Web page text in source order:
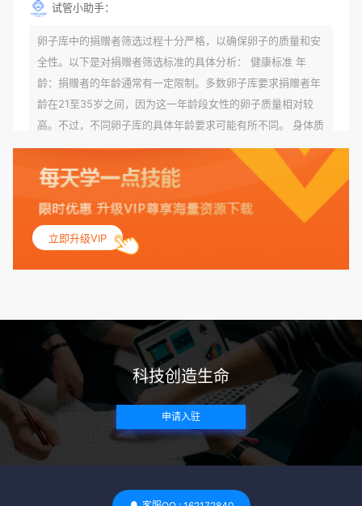
试管小助手：
卵子库中的捐赠者筛选过程十分严格，以确保卵子的质量和安
全性。以下是对捐赠者筛选标准的具体分析： 健康标准 年
龄：捐赠者的年龄通常有一定限制。多数卵子库要求捐赠者年
龄在21至35岁之间，因为这一年龄段女性的卵子质量相对较
高。不过，不同卵子库的具体年龄要求可能有所不同。 身体质
量指数（BMI）：捐赠者的BMI通常需要在正常范围内，以确
保其身体健康状况良好。过高的BMI可能与多种健康问题相关
联，包括不孕症和妊娠并发症。 生殖健康：捐赠者需要有规律
的月经期，无生殖障碍或异常问题。此外，还需要进行详细的
妇科检查，以确保其生殖系统的健康。 遗传病史与家族病史：
捐赠者及其家庭成员需要无严重的遗传病史、精神病史和传染
病史。这通常需要通过基因检测、家族史调查和医疗记录审查
带任何可传染给受卵者的病原体。 药物与生活习惯：捐赠者需
要是非尼古丁使用者、非吸烟者、非吸毒者，并且未使用可能
影响卵子质量的药物，如某些精神药物和避孕植入物。 学历与
心理标准 学历要求：部分卵子库对捐赠者的学历有一定要求，
但这并非普遍标准。一些卵子库可能更倾向于选择受过高等教
育的女性作为捐赠者，但这并不是绝对的筛选条件。 心理状态
评估：捐赠者需要进行心理状态评估，以确定其对捐赠过程的
立即升级VIP
科技创造生命
申请入驻